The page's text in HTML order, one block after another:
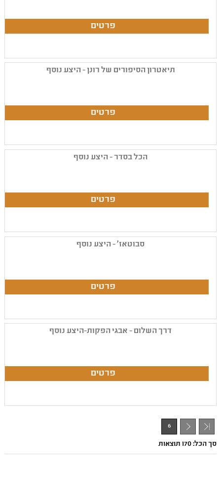
תיאטרון הסיפורים של רונן - היצע נוסף
הכל בסדר - היצע נוסף
סבוטאז' - היצע נוסף
דרך השלום - אבגי הפקות-היצע נוסף
- 1
6
סך הכל: 170 תוצאות